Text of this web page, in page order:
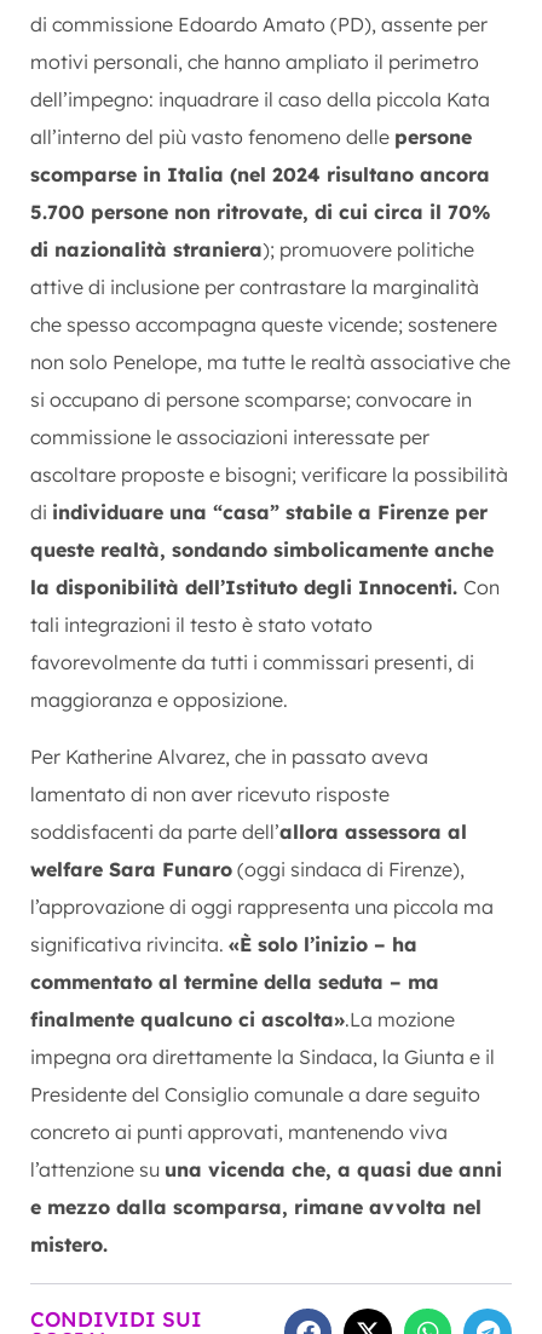
di commissione Edoardo Amato (PD), assente per
motivi personali, che hanno ampliato il perimetro
dell’impegno: inquadrare il caso della piccola Kata
all’interno del più vasto fenomeno delle persone
scomparse in Italia (nel 2024 risultano ancora
5.700 persone non ritrovate, di cui circa il 70%
di nazionalità straniera); promuovere politiche
attive di inclusione per contrastare la marginalità
che spesso accompagna queste vicende; sostenere
non solo Penelope, ma tutte le realtà associative che
si occupano di persone scomparse; convocare in
commissione le associazioni interessate per
ascoltare proposte e bisogni; verificare la possibilità
di individuare una “casa” stabile a Firenze per
queste realtà, sondando simbolicamente anche
la disponibilità dell’Istituto degli Innocenti. Con
tali integrazioni il testo è stato votato
favorevolmente da tutti i commissari presenti, di
maggioranza e opposizione.
Per Katherine Alvarez, che in passato aveva
lamentato di non aver ricevuto risposte
soddisfacenti da parte dell’allora assessora al
welfare Sara Funaro (oggi sindaca di Firenze),
l’approvazione di oggi rappresenta una piccola ma
significativa rivincita. «È solo l’inizio – ha
commentato al termine della seduta – ma
finalmente qualcuno ci ascolta».La mozione
impegna ora direttamente la Sindaca, la Giunta e il
Presidente del Consiglio comunale a dare seguito
concreto ai punti approvati, mantenendo viva
l’attenzione su una vicenda che, a quasi due anni
e mezzo dalla scomparsa, rimane avvolta nel
mistero.
CONDIVIDI SUI